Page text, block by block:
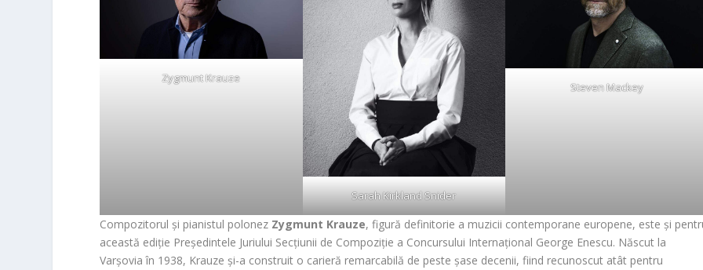
Zygmunt Krauze
Sarah Kirkland Snider
Steven Mackey
Compozitorul și pianistul polonez Zygmunt Krauze, figură definitorie a muzicii contemporane europene, este și
această ediție Președintele Juriului Secțiunii de Compoziție a Concursului Internațional George Enescu. Născut la
Varșovia în 1938, Krauze și-a construit o carieră remarcabilă de peste șase decenii, fiind recunoscut atât pentru